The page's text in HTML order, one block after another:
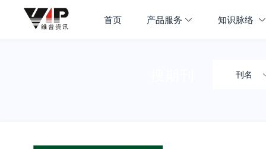
首页 产品服务 知识脉络
刊名